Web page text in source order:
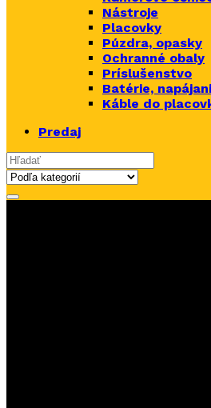
Nástroje
Placovky
Púzdra, opasky
Ochranné obaly
Príslušenstvo
Batérie,
Káble do
Predaj
Search for: